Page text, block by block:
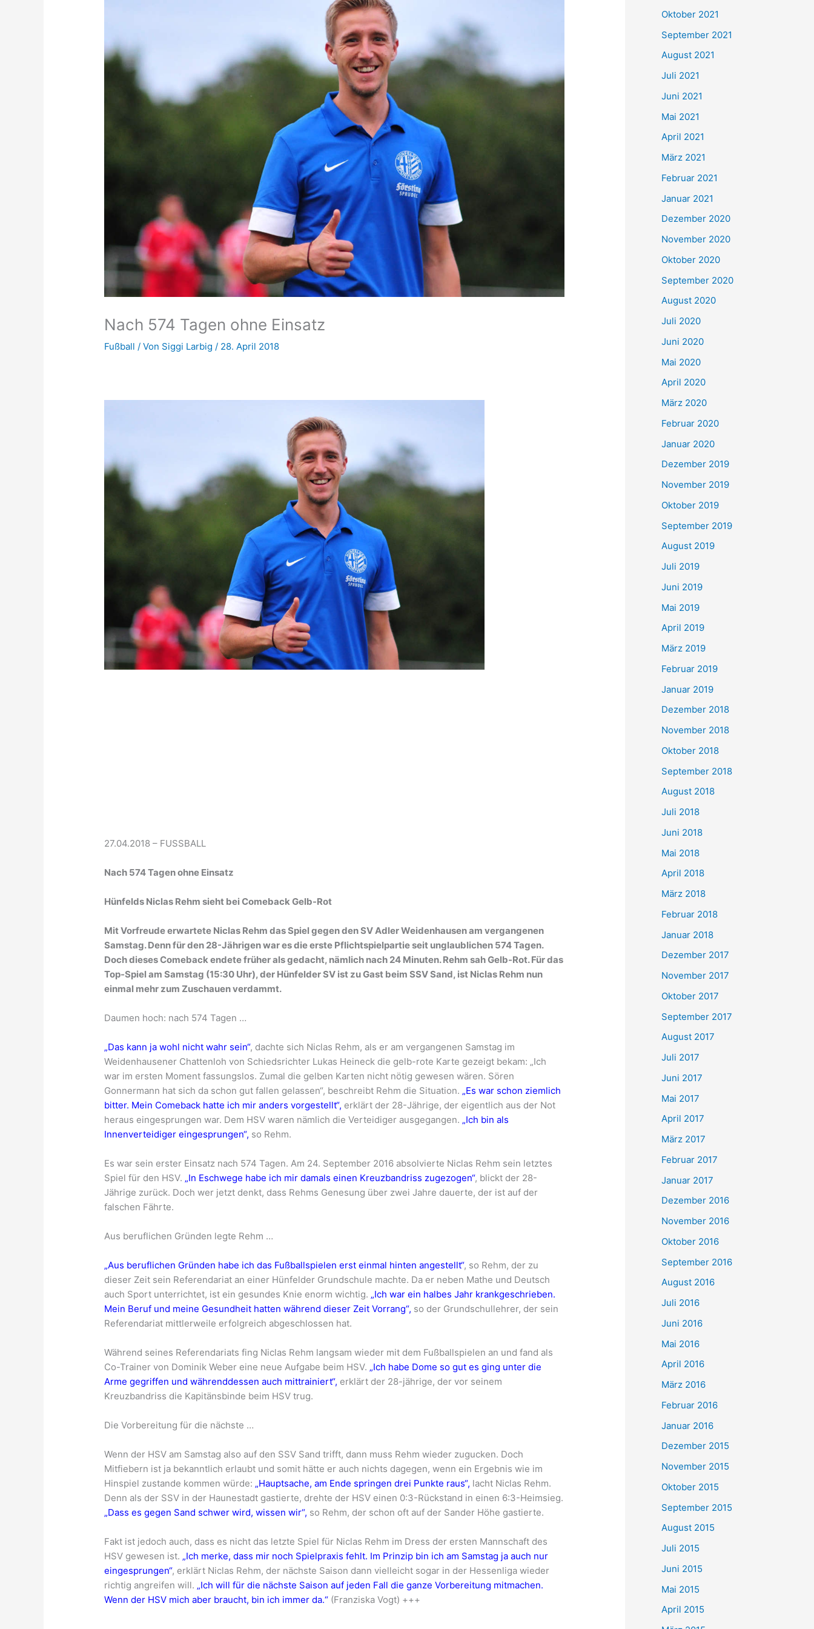
Nach 574 Tagen ohne Einsatz
Fußball / Von Siggi Larbig / 28. April 2018
27.04.2018 – FUSSBALL
Nach 574 Tagen ohne Einsatz
Hünfelds Niclas Rehm sieht bei Comeback Gelb-Rot
Mit Vorfreude erwartete Niclas Rehm das Spiel gegen den SV Adler Weidenhausen am vergangenen
Samstag. Denn für den 28-Jährigen war es die erste Pflichtspielpartie seit unglaublichen 574 Tagen.
Doch dieses Comeback endete früher als gedacht, nämlich nach 24 Minuten. Rehm sah Gelb-Rot. Für das
Top-Spiel am Samstag (15:30 Uhr), der Hünfelder SV ist zu Gast beim SSV Sand, ist Niclas Rehm nun
einmal mehr zum Zuschauen verdammt.
Daumen hoch: nach 574 Tagen …
„Das kann ja wohl nicht wahr sein“, dachte sich Niclas Rehm, als er am vergangenen Samstag im
Weidenhausener Chattenloh von Schiedsrichter Lukas Heineck die gelb-rote Karte gezeigt bekam: „Ich
war im ersten Moment fassungslos. Zumal die gelben Karten nicht nötig gewesen wären. Sören
Gonnermann hat sich da schon gut fallen gelassen“, beschreibt Rehm die Situation. „Es war schon ziemlich
bitter. Mein Comeback hatte ich mir anders vorgestellt“, erklärt der 28-Jährige, der eigentlich aus der Not
heraus eingesprungen war. Dem HSV waren nämlich die Verteidiger ausgegangen. „Ich bin als
Innenverteidiger eingesprungen“, so Rehm.
Es war sein erster Einsatz nach 574 Tagen. Am 24. September 2016 absolvierte Niclas Rehm sein letztes
Spiel für den HSV. „In Eschwege habe ich mir damals einen Kreuzbandriss zugezogen“, blickt der 28-
Jährige zurück. Doch wer jetzt denkt, dass Rehms Genesung über zwei Jahre dauerte, der ist auf der
falschen Fährte.
Aus beruflichen Gründen legte Rehm …
„Aus beruflichen Gründen habe ich das Fußballspielen erst einmal hinten angestellt“, so Rehm, der zu
dieser Zeit sein Referendariat an einer Hünfelder Grundschule machte. Da er neben Mathe und Deutsch
auch Sport unterrichtet, ist ein gesundes Knie enorm wichtig. „Ich war ein halbes Jahr krankgeschrieben.
Mein Beruf und meine Gesundheit hatten während dieser Zeit Vorrang“, so der Grundschullehrer, der sein
Referendariat mittlerweile erfolgreich abgeschlossen hat.
Während seines Referendariats fing Niclas Rehm langsam wieder mit dem Fußballspielen an und fand als
Co-Trainer von Dominik Weber eine neue Aufgabe beim HSV. „Ich habe Dome so gut es ging unter die
Arme gegriffen und währenddessen auch mittrainiert“, erklärt der 28-jährige, der vor seinem
Kreuzbandriss die Kapitänsbinde beim HSV trug.
Die Vorbereitung für die nächste …
Wenn der HSV am Samstag also auf den SSV Sand trifft, dann muss Rehm wieder zugucken. Doch
Mitfiebern ist ja bekanntlich erlaubt und somit hätte er auch nichts dagegen, wenn ein Ergebnis wie im
Hinspiel zustande kommen würde: „Hauptsache, am Ende springen drei Punkte raus“, lacht Niclas Rehm.
Denn als der SSV in der Haunestadt gastierte, drehte der HSV einen 0:3-Rückstand in einen 6:3-Heimsieg.
„Dass es gegen Sand schwer wird, wissen wir“, so Rehm, der schon oft auf der Sander Höhe gastierte.
Fakt ist jedoch auch, dass es nicht das letzte Spiel für Niclas Rehm im Dress der ersten Mannschaft des
HSV gewesen ist. „Ich merke, dass mir noch Spielpraxis fehlt. Im Prinzip bin ich am Samstag ja auch nur
eingesprungen“, erklärt Niclas Rehm, der nächste Saison dann vielleicht sogar in der Hessenliga wieder
richtig angreifen will. „Ich will für die nächste Saison auf jeden Fall die ganze Vorbereitung mitmachen.
Wenn der HSV mich aber braucht, bin ich immer da.“ (Franziska Vogt) +++
e
n
h
:
Oktober 2021
September 2021
August 2021
Juli 2021
Juni 2021
Mai 2021
April 2021
März 2021
Februar 2021
Januar 2021
Dezember 2020
November 2020
Oktober 2020
September 2020
August 2020
Juli 2020
Juni 2020
Mai 2020
April 2020
März 2020
Februar 2020
Januar 2020
Dezember 2019
November 2019
Oktober 2019
September 2019
August 2019
Juli 2019
Juni 2019
Mai 2019
April 2019
März 2019
Februar 2019
Januar 2019
Dezember 2018
November 2018
Oktober 2018
September 2018
August 2018
Juli 2018
Juni 2018
Mai 2018
April 2018
März 2018
Februar 2018
Januar 2018
Dezember 2017
November 2017
Oktober 2017
September 2017
August 2017
Juli 2017
Juni 2017
Mai 2017
April 2017
März 2017
Februar 2017
Januar 2017
Dezember 2016
November 2016
Oktober 2016
September 2016
August 2016
Juli 2016
Juni 2016
Mai 2016
April 2016
März 2016
Februar 2016
Januar 2016
Dezember 2015
November 2015
Oktober 2015
September 2015
August 2015
Juli 2015
Juni 2015
Mai 2015
April 2015